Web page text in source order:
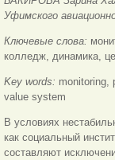
Уфимского
Ключевые слова:
колледж, динамика,
Key words: monitoring,
value system
В условиях
как социальный
составляют